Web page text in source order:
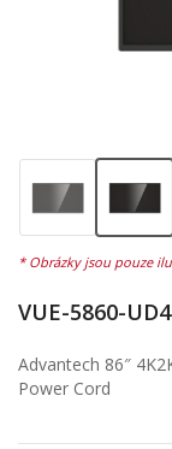
VUE-5860-
Advantech 86″
Power Cord